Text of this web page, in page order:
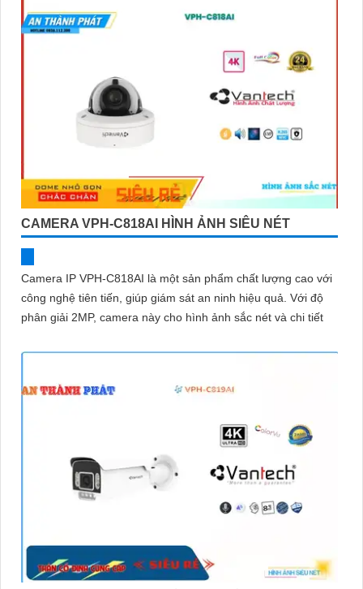
CAMERA VPH-C818AI HÌNH ẢNH SIÊU NÉT
Camera IP VPH-C818AI là một sản phẩm chất lượng cao với
công nghệ tiên tiến, giúp giám sát an ninh hiệu quả. Với độ
phân giải 2MP, camera này cho hình ảnh sắc nét và chi tiết